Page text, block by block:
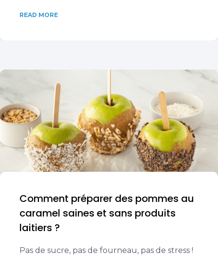
READ MORE
Comment préparer des pommes au
caramel saines et sans produits
laitiers ?
Pas de sucre, pas de fourneau, pas de stress !